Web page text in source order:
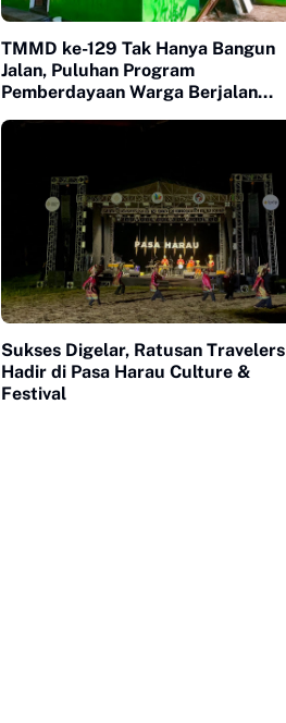
TMMD ke-129 Tak Hanya Bangun
Jalan, Puluhan Program
Pemberdayaan Warga Berjalan
Sukses Digelar, Ratusan Travelers
Hadir di Pasa Harau Culture &
Festival